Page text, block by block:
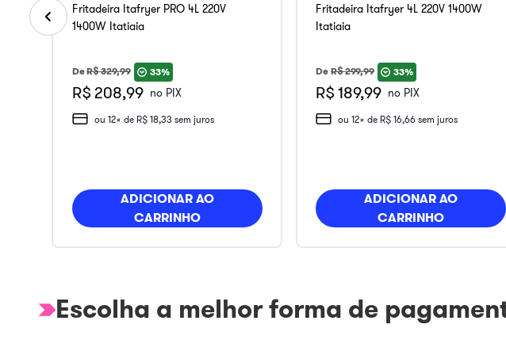
Fritadeira Itafryer PRO 4L 220V
1400W Itatiaia
DeR$329,99 33%
R$ 208,99 no PIX
ou 12x de R$ 18,33 sem juros
ADICIONAR AO
CARRINHO
Fritadeira Itafryer 4L 220V 1400W
Itatiaia
De R$299,99 33%
R$ 189,99 no PIX
ou12x de R$ 16,66 sem juros
ADICIONAR AO
CARRINHO
Escolha a melhor forma de